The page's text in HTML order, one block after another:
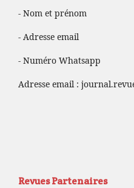
- Nom et prénom
- Adresse email
- Numéro Whatsapp
Adresse email :
Revues Partenaires